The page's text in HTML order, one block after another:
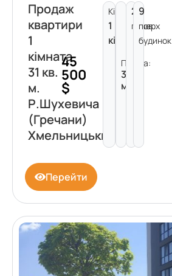
Продаж
квартири
1
кімната
31 кв.
м.
Р.Шухевича
(Гречани)
Хмельницький
45
500
$
Кімнат:
1
кімната
Площа:
31
м²
2
поверх
9
пов.
будинок
Перейти